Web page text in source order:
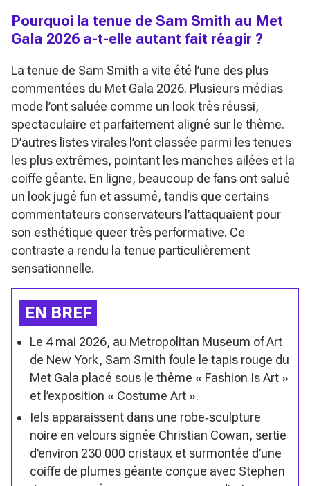
Pourquoi la tenue de Sam Smith au Met
Gala 2026 a-t-elle autant fait réagir ?
La tenue de Sam Smith a vite été l’une des plus
commentées du Met Gala 2026. Plusieurs médias
mode l’ont saluée comme un look très réussi,
spectaculaire et parfaitement aligné sur le thème.
D’autres listes virales l’ont classée parmi les tenues
les plus extrêmes, pointant les manches ailées et la
coiffe géante. En ligne, beaucoup de fans ont salué
un look jugé fun et assumé, tandis que certains
commentateurs conservateurs l’attaquaient pour
son esthétique queer très performative. Ce
contraste a rendu la tenue particulièrement
sensationnelle.
EN BREF
Le 4 mai 2026, au Metropolitan Museum of Art
de New York, Sam Smith foule le tapis rouge du
Met Gala placé sous le thème « Fashion Is Art »
et l’exposition « Costume Art ».
Iels apparaissent dans une robe‑sculpture
noire en velours signée Christian Cowan, sertie
d’environ 230 000 cristaux et surmontée d’une
coiffe de plumes géante conçue avec Stephen